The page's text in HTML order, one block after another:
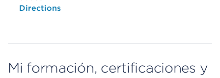
Opens native map application on mobile devices
Directions
Mi formación, certificaciones y